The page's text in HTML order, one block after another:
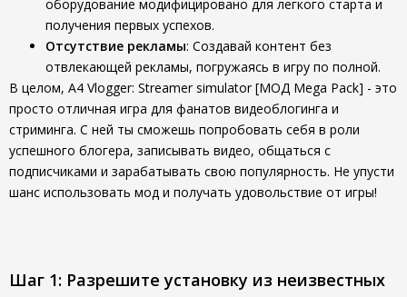
оборудование модифицировано для легкого старта и
получения первых успехов.
Отсутствие рекламы: Создавай контент без
отвлекающей рекламы, погружаясь в игру по полной.
В целом, A4 Vlogger: Streamer simulator [МОД Mega Pack] - это
просто отличная игра для фанатов видеоблогинга и
стриминга. С ней ты сможешь попробовать себя в роли
успешного блогера, записывать видео, общаться с
подписчиками и зарабатывать свою популярность. Не упусти
шанс использовать мод и получать удовольствие от игры!
Шаг 1: Разрешите установку из неизвестных